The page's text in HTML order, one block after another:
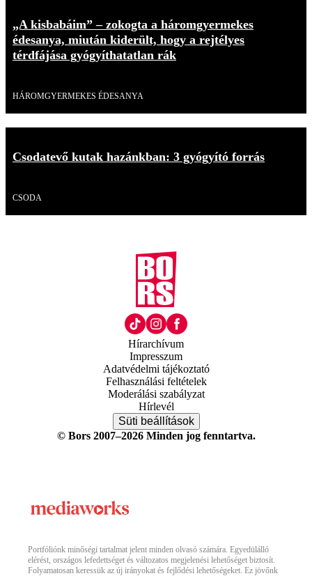
„A kisbabáim” – zokogta a háromgyermekes
édesanya, miután kiderült, hogy a rejtélyes
térdfájása gyógyíthatatlan rák
HÁROMGYERMEKES ÉDESANYA
Csodatevő kutak hazánkban: 3 gyógyító forrás
CSODA
Hírarchívum
Impresszum
Adatvédelmi tájékoztató
Felhasználási feltételek
Moderálási szabályzat
Hírlevél
Süti beállítások
© Bors 2007–2026 Minden jog fenntartva.
Portfóliónk minőségi tartalmat jelent minden olvasó számára. Egyedülálló
elérést, országos lefedettséget és változatos megjelenési lehetőséget biztosít.
Folyamatosan keressük az új irányokat és fejlődési lehetőségeket. Ez jövőnk